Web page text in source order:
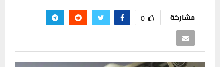
مشاركة 0